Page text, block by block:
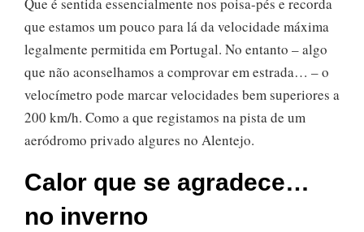
que estamos um pouco para lá da velocidade máxima
legalmente permitida em Portugal. No entanto – algo
que não aconselhamos a comprovar em estrada… – o
velocímetro pode marcar velocidades bem superiores a
200 km/h. Como a que registamos na pista de um
aeródromo privado algures no Alentejo.
Calor que se agradece…
no inverno